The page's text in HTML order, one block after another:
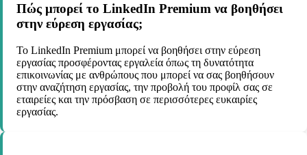
Πώς μπορεί το LinkedIn Premium να βοηθήσει
στην εύρεση εργασίας;
Το LinkedIn Premium μπορεί να βοηθήσει στην εύρεση
εργασίας προσφέροντας εργαλεία όπως τη δυνατότητα
επικοινωνίας με ανθρώπους που μπορεί να σας βοηθήσουν
στην αναζήτηση εργασίας, την προβολή του προφίλ σας σε
εταιρείες και την πρόσβαση σε περισσότερες ευκαιρίες
εργασίας.